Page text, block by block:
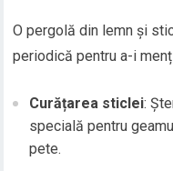
O pergolă din lemn și
periodică pentru a-i
Curățarea sticlei:
specială pentru
pete.